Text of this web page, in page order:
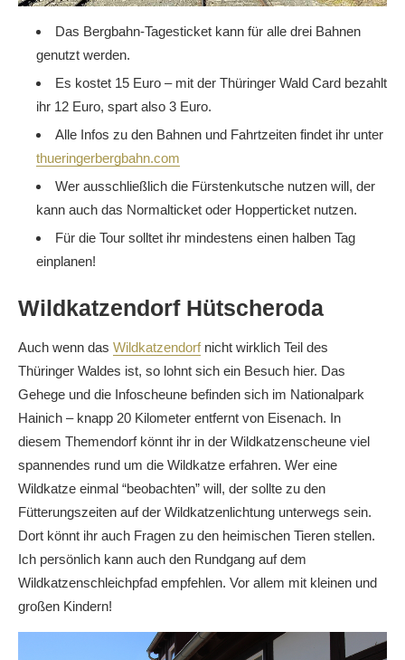
Das Bergbahn-Tagesticket kann für alle drei Bahnen
genutzt werden.
Es kostet 15 Euro – mit der Thüringer Wald Card bezahlt
ihr 12 Euro, spart also 3 Euro.
Alle Infos zu den Bahnen und Fahrtzeiten findet ihr unter
thueringerbergbahn.com
Wer ausschließlich die Fürstenkutsche nutzen will, der
kann auch das Normalticket oder Hopperticket nutzen.
Für die Tour solltet ihr mindestens einen halben Tag
einplanen!
Wildkatzendorf Hütscheroda
Auch wenn das Wildkatzendorfnicht wirklich Teil des
Thüringer Waldes ist, so lohnt sich ein Besuch hier. Das
Gehege und die Infoscheune befinden sich im Nationalpark
Hainich – knapp 20 Kilometer entfernt von Eisenach. In
diesem Themendorf könnt ihr in der Wildkatzenscheune viel
spannendes rund um die Wildkatze erfahren. Wer eine
Wildkatze einmal “beobachten” will, der sollte zu den
Fütterungszeiten auf der Wildkatzenlichtung unterwegs sein.
Dort könnt ihr auch Fragen zu den heimischen Tieren stellen.
Ich persönlich kann auch den Rundgang auf dem
Wildkatzenschleichpfad empfehlen. Vor allem mit kleinen und
großen Kindern!